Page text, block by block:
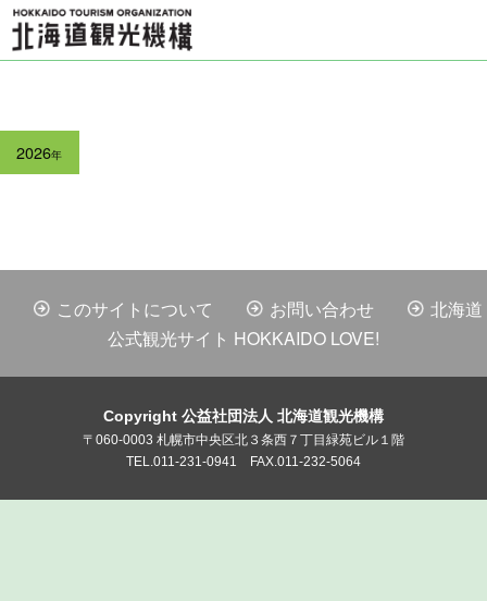
2026年
このサイトについて お問い合わせ
北海道
公式観光サイト HOKKAIDO LOVE!
Copyright 公益社団法人 北海道観光機構
〒060-0003 札幌市中央区北３条西７丁目緑苑ビル１階
TEL.011-231-0941 FAX.011-232-5064